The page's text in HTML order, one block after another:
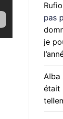
Rufio
pas
je
Alba
était